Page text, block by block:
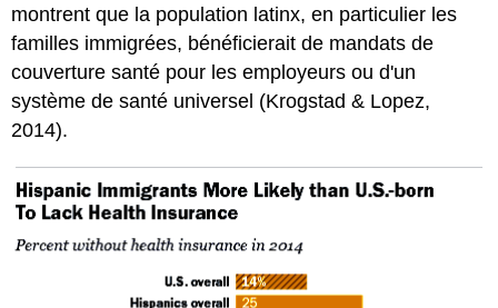
montrent que la population latinx, en particulier les
familles immigrées, bénéficierait de mandats de
couverture santé pour les employeurs ou d'un
système de santé universel (Krogstad & Lopez,
2014).